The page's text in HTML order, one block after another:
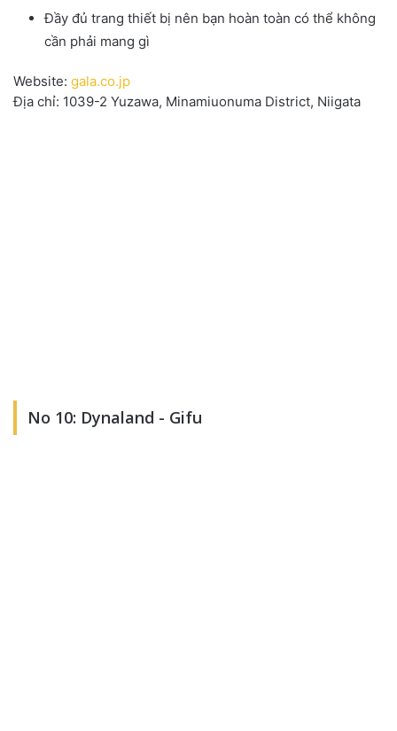
Đầy đủ trang thiết bị nên bạn hoàn toàn có thể không
cần phải mang gì
Website: gala.co.jp
Địa chỉ: 1039-2 Yuzawa, Minamiuonuma District, Niigata
No 10: Dynaland - Gifu